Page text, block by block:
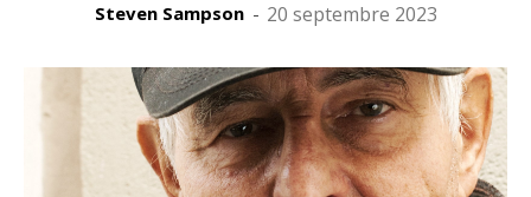
Steven Sampson - 20 septembre 2023